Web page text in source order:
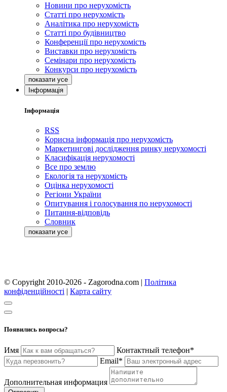
Новини про нерухомість
Статті про нерухомість
Аналітика про нерухомість
Статті про будівництво
Конференції про нерухомість
Виставки про нерухомість
Семінари про нерухомість
Конкурси про нерухомість
Інформація
Інформація
RSS
Корисна інформація про нерухомість
Маркетингові дослідження ринку нерухомості
Класифікація нерухомості
Все про землю
Екологія та нерухомість
Оцінка нерухомості
Регіони України
Опитування і голосування по нерухомості
Питання-відповідь
Словник
© Copyright 2010-2026 - Zagorodna.com | Політика
конфіденційності | Карта сайту
Появились вопросы?
Имя
Контактный телефон*
Email*
Дополнительная информация